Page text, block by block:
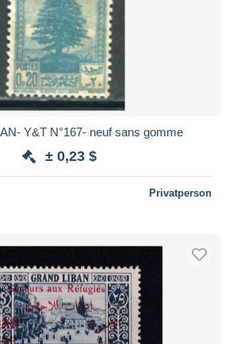
Y&T N°167- neuf sans gomme
± 0,23 $
Privatperson